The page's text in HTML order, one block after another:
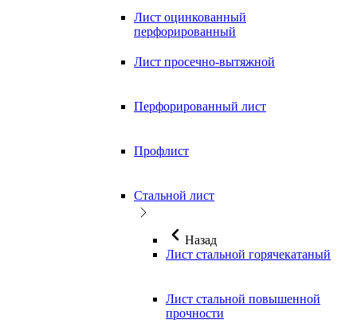
Лист оцинкованный
перфорированный
Лист просечно-вытяжной
Перфорированный лист
Профлист
Стальной лист
Назад
Лист стальной горячекатаный
Лист стальной повышенной
прочности